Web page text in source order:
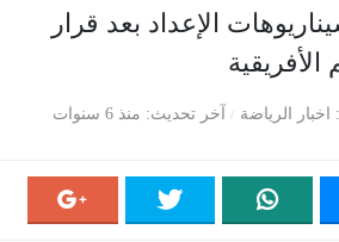
الإعداد بعد قرار
اخبار الرياضة آخر تحديث منذ 6 سنوات